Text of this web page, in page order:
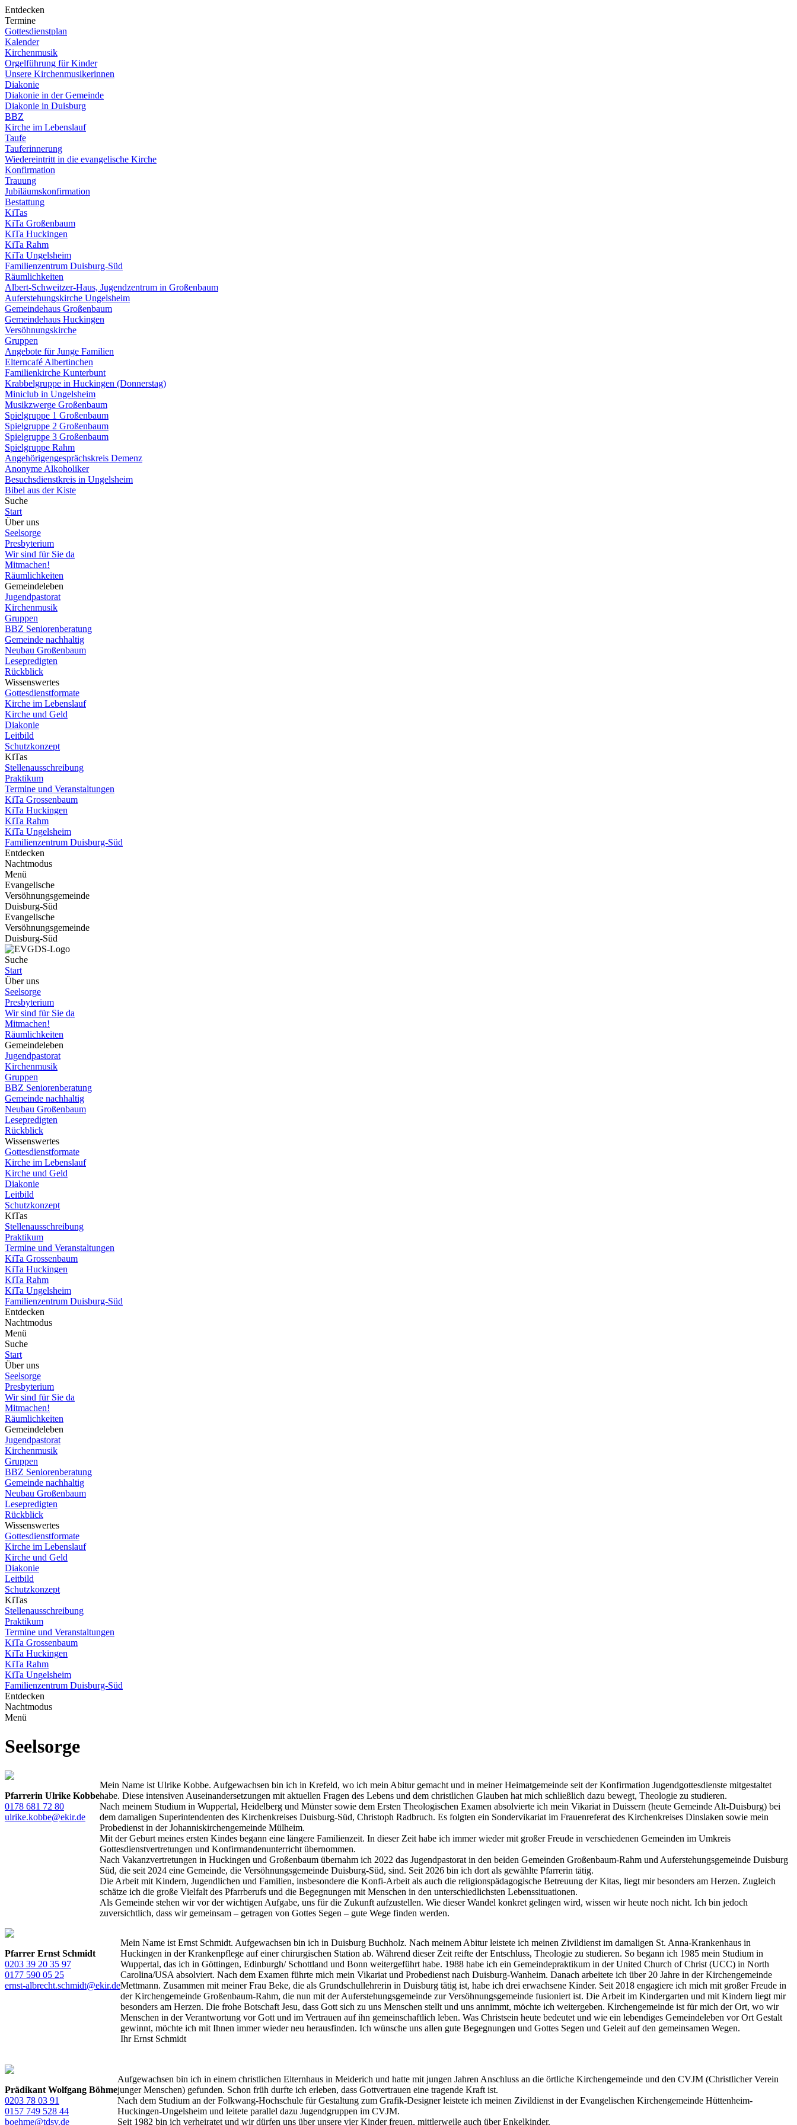
Entdecken
Termine
Gottesdienstplan
Kalender
Kirchenmusik
Orgelführung für Kinder
Unsere Kirchenmusikerinnen
Diakonie
Diakonie in der Gemeinde
Diakonie in Duisburg
BBZ
Kirche im Lebenslauf
Taufe
Tauferinnerung
Wiedereintritt in die evangelische Kirche
Konfirmation
Trauung
Jubiläumskonfirmation
Bestattung
KiTas
KiTa Großenbaum
KiTa Huckingen
KiTa Rahm
KiTa Ungelsheim
Familienzentrum Duisburg-Süd
Räumlichkeiten
Albert-Schweitzer-Haus, Jugendzentrum in Großenbaum
Auferstehungskirche Ungelsheim
Gemeindehaus Großenbaum
Gemeindehaus Huckingen
Versöhnungskirche
Gruppen
Angebote für Junge Familien
Elterncafé Albertinchen
Familienkirche Kunterbunt
Krabbelgruppe in Huckingen (Donnerstag)
Miniclub in Ungelsheim
Musikzwerge Großenbaum
Spielgruppe 1 Großenbaum
Spielgruppe 2 Großenbaum
Spielgruppe 3 Großenbaum
Spielgruppe Rahm
Angehörigengesprächskreis Demenz
Anonyme Alkoholiker
Besuchsdienstkreis in Ungelsheim
Bibel aus der Kiste
Suche
Start
Über uns
Seelsorge
Presbyterium
Wir sind für Sie da
Mitmachen!
Räumlichkeiten
Gemeindeleben
Jugendpastorat
Kirchenmusik
Gruppen
BBZ Seniorenberatung
Gemeinde nachhaltig
Neubau Großenbaum
Lesepredigten
Rückblick
Wissenswertes
Gottesdienstformate
Kirche im Lebenslauf
Kirche und Geld
Diakonie
Leitbild
Schutzkonzept
KiTas
Stellenausschreibung
Praktikum
Termine und Veranstaltungen
KiTa Grossenbaum
KiTa Huckingen
KiTa Rahm
KiTa Ungelsheim
Familienzentrum Duisburg-Süd
Entdecken
Nachtmodus
Menü
Evangelische
Versöhnungsgemeinde
Duisburg-Süd
Evangelische
Versöhnungsgemeinde
Duisburg-Süd
Suche
Start
Über uns
Seelsorge
Presbyterium
Wir sind für Sie da
Mitmachen!
Räumlichkeiten
Gemeindeleben
Jugendpastorat
Kirchenmusik
Gruppen
BBZ Seniorenberatung
Gemeinde nachhaltig
Neubau Großenbaum
Lesepredigten
Rückblick
Wissenswertes
Gottesdienstformate
Kirche im Lebenslauf
Kirche und Geld
Diakonie
Leitbild
Schutzkonzept
KiTas
Stellenausschreibung
Praktikum
Termine und Veranstaltungen
KiTa Grossenbaum
KiTa Huckingen
KiTa Rahm
KiTa Ungelsheim
Familienzentrum Duisburg-Süd
Entdecken
Nachtmodus
Menü
Suche
Start
Über uns
Seelsorge
Presbyterium
Wir sind für Sie da
Mitmachen!
Räumlichkeiten
Gemeindeleben
Jugendpastorat
Kirchenmusik
Gruppen
BBZ Seniorenberatung
Gemeinde nachhaltig
Neubau Großenbaum
Lesepredigten
Rückblick
Wissenswertes
Gottesdienstformate
Kirche im Lebenslauf
Kirche und Geld
Diakonie
Leitbild
Schutzkonzept
KiTas
Stellenausschreibung
Praktikum
Termine und Veranstaltungen
KiTa Grossenbaum
KiTa Huckingen
KiTa Rahm
KiTa Ungelsheim
Familienzentrum Duisburg-Süd
Entdecken
Nachtmodus
Menü
Seelsorge
Pfarrerin Ulrike Kobbe
0178 681 72 80
ulrike.kobbe@ekir.de
Mein Name ist Ulrike Kobbe. Aufgewachsen bin ich in Krefeld, wo ich mein Abitur gemacht und in meiner Heimatgemeinde seit der Konfirmation Jugendgottesdienste mitgestaltet
habe. Diese intensiven Auseinandersetzungen mit aktuellen Fragen des Lebens und dem christlichen Glauben hat mich schließlich dazu bewegt, Theologie zu studieren.
Nach meinem Studium in Wuppertal, Heidelberg und Münster sowie dem Ersten Theologischen Examen absolvierte ich mein Vikariat in Duissern (heute Gemeinde Alt-Duisburg) bei
dem damaligen Superintendenten des Kirchenkreises Duisburg-Süd, Christoph Radbruch. Es folgten ein Sondervikariat im Frauenreferat des Kirchenkreises Dinslaken sowie mein
Probedienst in der Johanniskirchengemeinde Mülheim.
Mit der Geburt meines ersten Kindes begann eine längere Familienzeit. In dieser Zeit habe ich immer wieder mit großer Freude in verschiedenen Gemeinden im Umkreis
Gottesdienstvertretungen und Konfirmandenunterricht übernommen.
Nach Vakanzvertretungen in Huckingen und Großenbaum übernahm ich 2022 das Jugendpastorat in den beiden Gemeinden Großenbaum-Rahm und Auferstehungsgemeinde Duisburg
Süd, die seit 2024 eine Gemeinde, die Versöhnungsgemeinde Duisburg-Süd, sind. Seit 2026 bin ich dort als gewählte Pfarrerin tätig.
Die Arbeit mit Kindern, Jugendlichen und Familien, insbesondere die Konfi-Arbeit als auch die religionspädagogische Betreuung der Kitas, liegt mir besonders am Herzen. Zugleich
schätze ich die große Vielfalt des Pfarrberufs und die Begegnungen mit Menschen in den unterschiedlichsten Lebenssituationen.
Als Gemeinde stehen wir vor der wichtigen Aufgabe, uns für die Zukunft aufzustellen. Wie dieser Wandel konkret gelingen wird, wissen wir heute noch nicht. Ich bin jedoch
zuversichtlich, dass wir gemeinsam – getragen von Gottes Segen – gute Wege finden werden.
Pfarrer Ernst Schmidt
0203 39 20 35 97
0177 590 05 25
ernst-albrecht.schmidt@ekir.de
Mein Name ist Ernst Schmidt. Aufgewachsen bin ich in Duisburg Buchholz. Nach meinem Abitur leistete ich meinen Zivildienst im damaligen St. Anna-Krankenhaus in
Huckingen in der Krankenpflege auf einer chirurgischen Station ab. Während dieser Zeit reifte der Entschluss, Theologie zu studieren. So begann ich 1985 mein Studium in
Wuppertal, das ich in Göttingen, Edinburgh/ Schottland und Bonn weitergeführt habe. 1988 habe ich ein Gemeindepraktikum in der United Church of Christ (UCC) in North
Carolina/USA absolviert. Nach dem Examen führte mich mein Vikariat und Probedienst nach Duisburg-Wanheim. Danach arbeitete ich über 20 Jahre in der Kirchengemeinde
Mettmann. Zusammen mit meiner Frau Beke, die als Grundschullehrerin in Duisburg tätig ist, habe ich drei erwachsene Kinder. Seit 2018 engagiere ich mich mit großer Freude in
der Kirchengemeinde Großenbaum-Rahm, die nun mit der Auferstehungsgemeinde zur Versöhnungsgemeinde fusioniert ist. Die Arbeit im Kindergarten und mit Kindern liegt mir
besonders am Herzen. Die frohe Botschaft Jesu, dass Gott sich zu uns Menschen stellt und uns annimmt, möchte ich weitergeben. Kirchengemeinde ist für mich der Ort, wo wir
Menschen in der Verantwortung vor Gott und im Vertrauen auf ihn gemeinschaftlich leben. Was Christsein heute bedeutet und wie ein lebendiges Gemeindeleben vor Ort Gestalt
gewinnt, möchte ich mit Ihnen immer wieder neu herausfinden. Ich wünsche uns allen gute Begegnungen und Gottes Segen und Geleit auf den gemeinsamen Wegen.
Ihr Ernst Schmidt
Prädikant Wolfgang Böhme
0203 78 03 91
0157 749 528 44
boehme@tdsv.de
Aufgewachsen bin ich in einem christlichen Elternhaus in Meiderich und hatte mit jungen Jahren Anschluss an die örtliche Kirchengemeinde und den CVJM (Christlicher Verein
junger Menschen) gefunden. Schon früh durfte ich erleben, dass Gottvertrauen eine tragende Kraft ist.
Nach dem Studium an der Folkwang-Hochschule für Gestaltung zum Grafik-Designer leistete ich meinen Zivildienst in der Evangelischen Kirchengemeinde Hüttenheim-
Huckingen-Ungelsheim und leitete parallel dazu Jugendgruppen im CVJM.
Seit 1982 bin ich verheiratet und wir dürfen uns über unsere vier Kinder freuen, mittlerweile auch über Enkelkinder.